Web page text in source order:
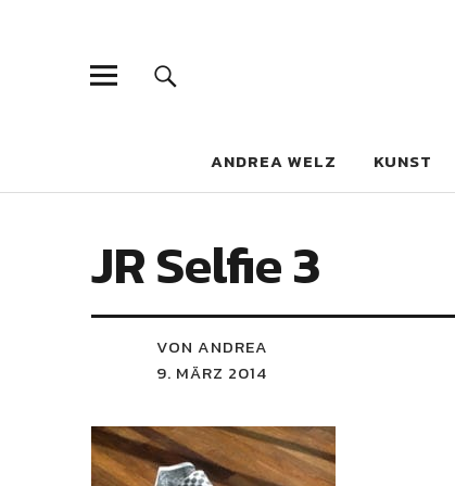
ANDREA WELZ KUNST
JR Selfie 3
VON ANDREA
9. MÄRZ 2014